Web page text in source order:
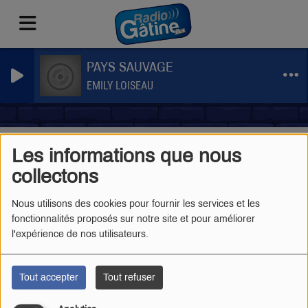
Les informations que nous
collectons
Nous utilisons des cookies pour fournir les services et les
fonctionnalités proposés sur notre site et pour améliorer
l'expérience de nos utilisateurs.
Tout accepter Tout refuser
PAYS SAUVAGE
EMILY LOISEAU
D'initiatives locales
LA CHRONIQUE DU CRÉDIT MUTUEL